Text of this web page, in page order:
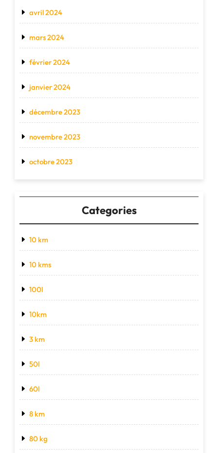
avril 2024
mars 2024
février 2024
janvier 2024
décembre 2023
novembre 2023
octobre 2023
Categories
10 km
10 kms
100l
10km
3 km
50l
60l
8 km
80 kg